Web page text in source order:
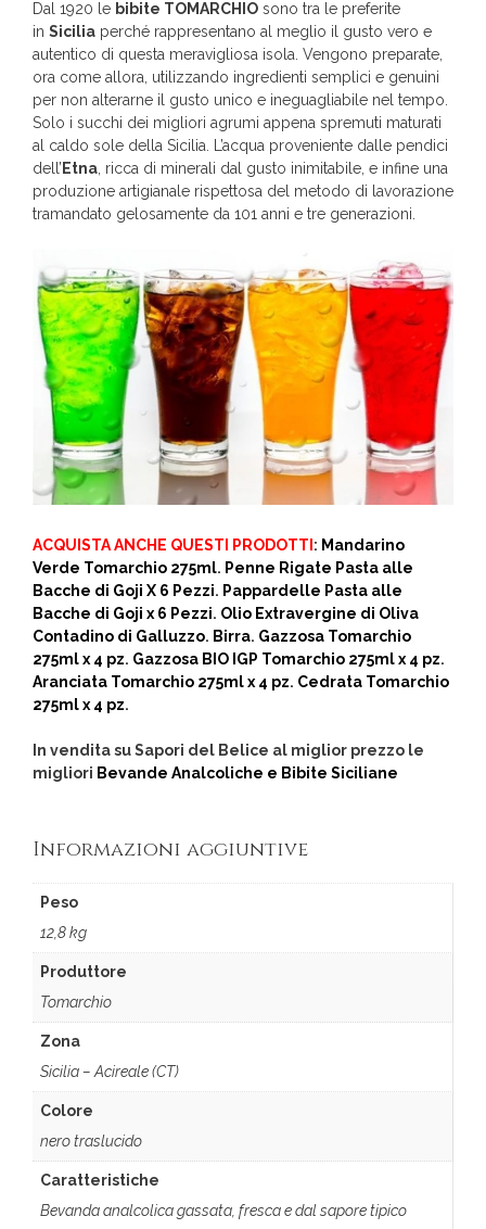
Dal 1920 le bibite TOMARCHIO sono tra le preferite
in Sicilia perché rappresentano al meglio il gusto vero e
autentico di questa meravigliosa isola. Vengono preparate,
ora come allora, utilizzando ingredienti semplici e genuini
per non alterarne il gusto unico e ineguagliabile nel tempo.
Solo i succhi dei migliori agrumi appena spremuti maturati
al caldo sole della Sicilia. L’acqua proveniente dalle pendici
dell’ Etna, ricca di minerali dal gusto inimitabile, e infine una
produzione artigianale rispettosa del metodo di lavorazione
tramandato gelosamente da 101 anni e tre generazioni.
ACQUISTA ANCHE QUESTI PRODOTTI : Mandarino
Verde Tomarchio 275ml. Penne Rigate Pasta alle
Bacche di Goji X 6 Pezzi. Pappardelle Pasta alle
Bacche di Goji x 6 Pezzi. Olio Extravergine di Oliva
Contadino di Galluzzo. Birra. Gazzosa Tomarchio
275ml x 4 pz. Gazzosa BIO IGP Tomarchio 275ml x 4 pz.
Aranciata Tomarchio 275ml x 4 pz. Cedrata Tomarchio
275ml x 4 pz.
In vendita su Sapori del Belice al miglior prezzo le
migliori Bevande Analcoliche e Bibite Siciliane
Informazioni aggiuntive
Peso
12,8 kg
Produttore
Tomarchio
Zona
Sicilia – Acireale (CT)
Colore
nero traslucido
Caratteristiche
Bevanda analcolica gassata, fresca e dal sapore tipico